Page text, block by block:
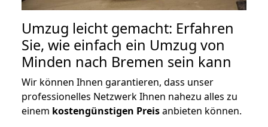
Umzug leicht gemacht: Erfahren
Sie, wie einfach ein Umzug von
Minden nach Bremen sein kann
Wir können Ihnen garantieren, dass unser
professionelles Netzwerk Ihnen nahezu alles zu
einem kostengünstigen Preisanbieten können.